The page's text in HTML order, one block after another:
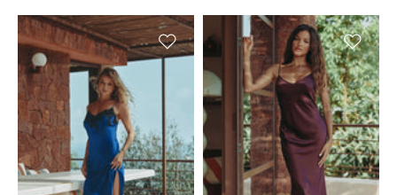
Ajouter à la liste de souhaitsAjouter